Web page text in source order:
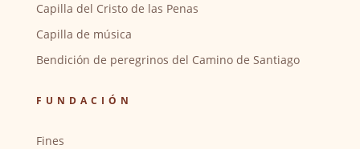
Capilla del Cristo de las Penas
Capilla de música
Bendición de peregrinos del Camino de Santiago
FUNDACIÓN
Fines